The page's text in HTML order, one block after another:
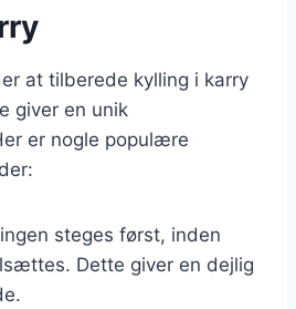
at tilberede kylling i karry
giver en unik
er nogle populære
steges først, inden
Dette giver en dejlig